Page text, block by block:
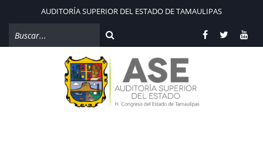
AUDITORÍA SUPERIOR DEL ESTADO DE TAMAULIPAS